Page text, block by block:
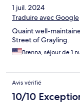
1 juil. 2024
Traduire avec Google
Quaint well-
Street of Grayling.
Brenna, séjour de 1
Avis vérifié
10/10